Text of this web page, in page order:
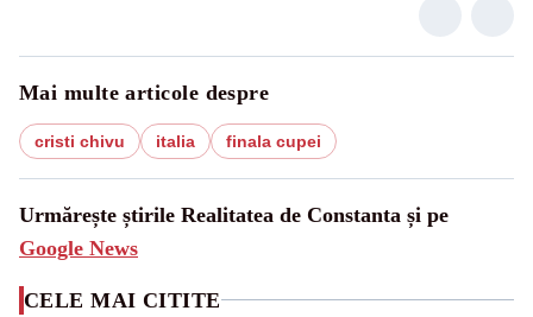
Mai multe articole despre
cristi chivu italia finala cupei
Urmărește știrile Realitatea de Constanta și pe
Google News
CELE MAI CITITE